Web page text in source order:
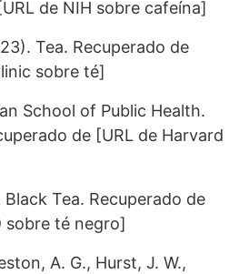
de NIH sobre cafeína]
Tea. Recuperado de
sobre té]
School of Public Health.
de [URL de Harvard
Tea. Recuperado de
sobre té negro]
A. G., Hurst, J. W.,